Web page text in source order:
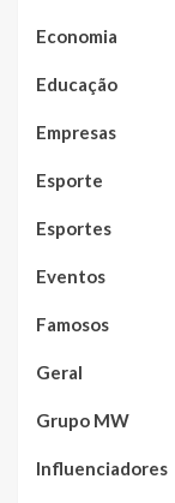
Economia
Educação
Empresas
Esporte
Esportes
Eventos
Famosos
Geral
Grupo MW
Influenciadores